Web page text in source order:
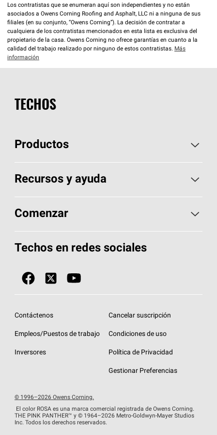
Los contratistas que se enumeran aquí son independientes y no están
asociados a Owens Corning Roofing and Asphalt, LLC ni a ninguna de sus
filiales (en su conjunto, “Owens Corning”). La decisión de contratar a
cualquiera de los contratistas mencionados en esta lista es exclusiva del
propietario de la casa. Owens Corning no ofrece garantías en cuanto a la
calidad del trabajo realizado por ninguno de estos contratistas. Más
información
TECHOS
Productos
Elija sus tejas
Encuentre un contratista
Componentes para techos
Tecnología SureNail®
Garantías de techos
Recursos y ayuda
Aspectos básicos sobre techos
Herramientas de diseño y color
Únase a la red de contratistas de techos
Diseño en el techo
Eventos para contratistas
Comenzar
Llame al 1-800-GET-PINK®
Encuentre una tienda o encuentre un
Financiamiento de techos
Techos en redes sociales
Contáctenos
Empleos/Puestos de trabajo
Inversores
Cancelar suscripción
Condiciones de uso
Política de Privacidad
Gestionar Preferencias
© 1996–2026 Owens Corning.
El color ROSA es una marca comercial registrada de Owens Corning.
THE PINK PANTHER™ y © 1964–2026 Metro-Goldwyn-Mayer Studios
Inc. Todos los derechos reservados.